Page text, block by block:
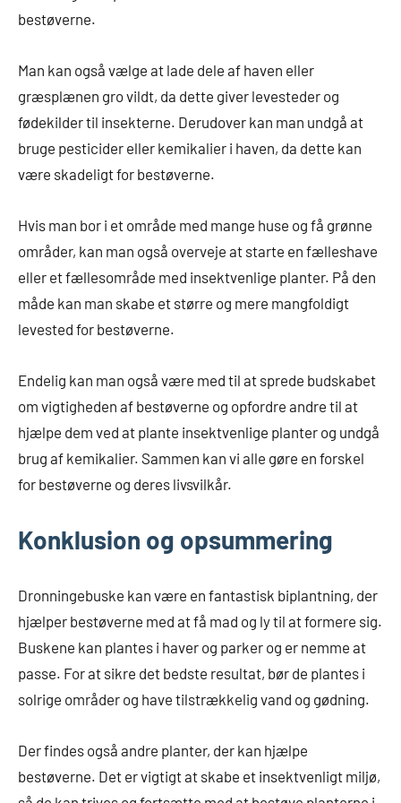
bestøverne.
Man kan også vælge at lade dele af haven eller
græsplænen gro vildt, da dette giver levesteder og
fødekilder til insekterne. Derudover kan man undgå at
bruge pesticider eller kemikalier i haven, da dette kan
være skadeligt for bestøverne.
Hvis man bor i et område med mange huse og få grønne
områder, kan man også overveje at starte en fælleshave
eller et fællesområde med insektvenlige planter. På den
måde kan man skabe et større og mere mangfoldigt
levested for bestøverne.
Endelig kan man også være med til at sprede budskabet
om vigtigheden af bestøverne og opfordre andre til at
hjælpe dem ved at plante insektvenlige planter og undgå
brug af kemikalier. Sammen kan vi alle gøre en forskel
for bestøverne og deres livsvilkår.
Konklusion og opsummering
Dronningebuske kan være en fantastisk biplantning, der
hjælper bestøverne med at få mad og ly til at formere sig.
Buskene kan plantes i haver og parker og er nemme at
passe. For at sikre det bedste resultat, bør de plantes i
solrige områder og have tilstrækkelig vand og gødning.
Der findes også andre planter, der kan hjælpe
bestøverne. Det er vigtigt at skabe et insektvenligt miljø,